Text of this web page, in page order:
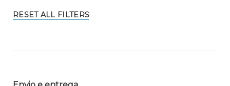
RESET ALL FILTERS